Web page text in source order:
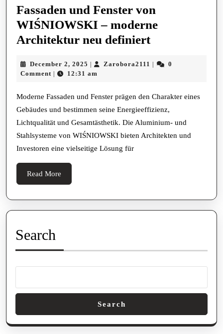
Fassaden und Fenster von
WIŚNIOWSKI – moderne
Architektur neu definiertFassaden
Fenster
–
moderne
December 2, 2025 December
2,
| Zarobora2111 Zarobora2111
|
0
Comment | 12:31 am
Moderne Fassaden und Fenster prägen den Charakter eines
Gebäudes und bestimmen seine Energieeffizienz,
Lichtqualität und Gesamtästhetik. Die Aluminium- und
Stahlsysteme von WIŚNIOWSKI bieten Architekten und
Investoren eine vielseitige Lösung für
Read More
More
Search
Search